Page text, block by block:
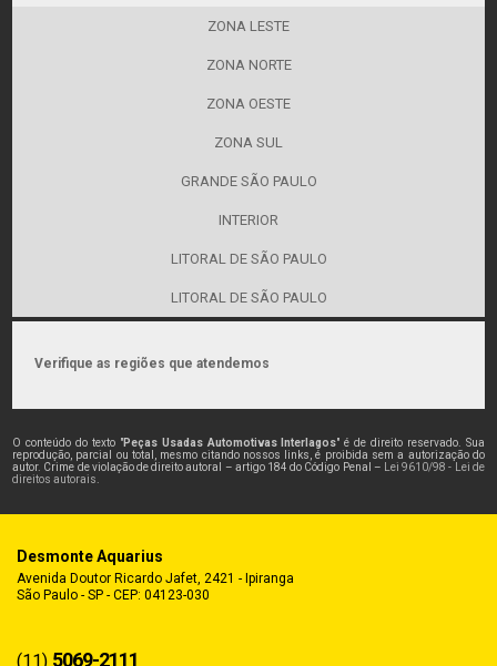
ZONA LESTE
ZONA NORTE
ZONA OESTE
ZONA SUL
GRANDE SÃO PAULO
INTERIOR
LITORAL DE SÃO PAULO
LITORAL DE SÃO PAULO
Verifique as regiões que atendemos
O conteúdo do texto "Peças Usadas Automotivas Interlagos" é de direito reservado. Sua
reprodução, parcial ou total, mesmo citando nossos links, é proibida sem a autorização do
autor. Crime de violação de direito autoral – artigo 184 do Código Penal –
Lei 9610/98 - Lei de
direitos autorais
Desmonte Aquarius
Avenida Doutor Ricardo Jafet, 2421 - Ipiranga
São Paulo - SP - CEP: 04123-030
(11) 5069-2111